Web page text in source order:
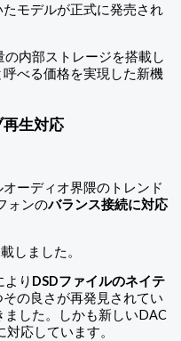
モデルが正式に発売され
内部ストレージを搭載し
べる価格を実現した新機
生対応
ーディオ界隈のトレンド
ォンのバランス接続に対応
しました。
より DSDファイルのネイテ
の良さが再発見されてい
した。しかも新しいDAC
応しています。